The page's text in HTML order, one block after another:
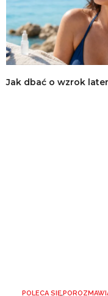
Jak dbać o wzrok
POLECA SIĘ,